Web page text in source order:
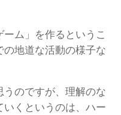
ム」を作るというこ
の地道な活動の様子な
のですが、理解のな
くというのは、ハー